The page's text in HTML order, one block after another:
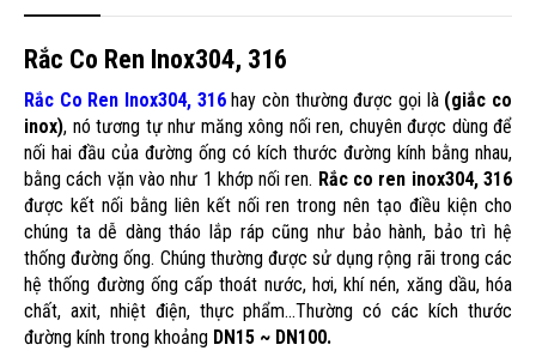
Rắc Co Ren Inox304, 316
Rắc Co Ren Inox304, 316hay còn thường được gọi là (giắc co
inox), nó tương tự như măng xông nối ren, chuyên được dùng để
nối hai đầu của đường ống có kích thước đường kính bằng nhau,
bằng cách vặn vào như 1 khớp nối ren. Rắc co ren inox304, 316
được kết nối bằng liên kết nối ren trong nên tạo điều kiện cho
chúng ta dễ dàng tháo lắp ráp cũng như bảo hành, bảo trì hệ
thống đường ống. Chúng thường được sử dụng rộng rãi trong các
hệ thống đường ống cấp thoát nước, hơi, khí nén, xăng dầu, hóa
chất, axit, nhiệt điện, thực phẩm...Thường có các kích thước
đường kính trong khoảng DN15 ~ DN100.